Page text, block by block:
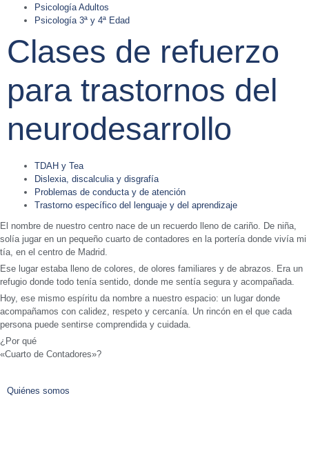
Psicología Adultos
Psicología 3ª y 4ª Edad
Clases de refuerzo
para trastornos del
neurodesarrollo
TDAH y Tea
Dislexia, discalculia y disgrafía
Problemas de conducta y de atención
Trastorno específico del lenguaje y del aprendizaje
El nombre de nuestro centro nace de un recuerdo lleno de cariño. De niña,
solía jugar en un pequeño cuarto de contadores en la portería donde vivía mi
tía, en el centro de Madrid.
Ese lugar estaba lleno de colores, de olores familiares y de abrazos. Era un
refugio donde todo tenía sentido, donde me sentía segura y acompañada.
Hoy, ese mismo espíritu da nombre a nuestro espacio: un lugar donde
acompañamos con calidez, respeto y cercanía. Un rincón en el que cada
persona puede sentirse comprendida y cuidada.
¿Por qué
«Cuarto de Contadores»?
Quiénes somos